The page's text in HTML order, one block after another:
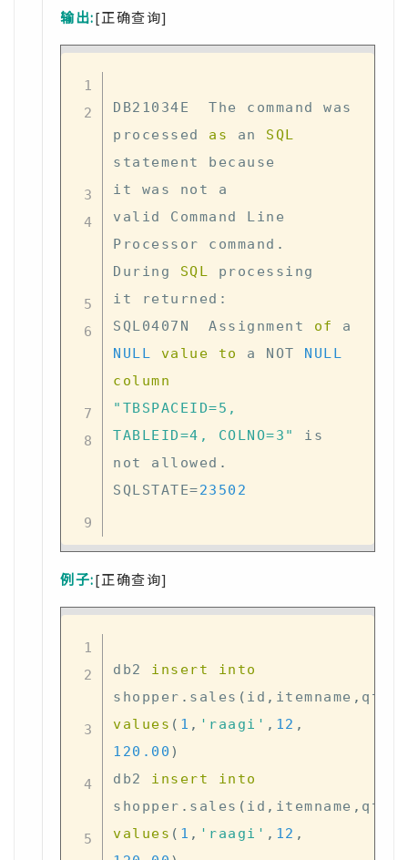
输出:[正确查询]
DB21034E  The command was
processed as an SQL
statement because
it was not
a
valid Command Line
Processor command .
During SQL
processing
it returned:
SQL0407N  Assignment of
NULL
value to a NOT
NULL
column
"TBSPACEID=5,
TABLEID=4, COLNO=3"
is
not
allowed .
SQLSTATE=23502
例子:[正确查询]
db2 insert
into
shopper . sales ( id , itemname , qty
values ( 1 , 'raagi' , 12 ,
120.00 )
db2 insert
into
shopper . sales ( id , itemname , qty
values ( 1 , 'raagi' , 12 ,